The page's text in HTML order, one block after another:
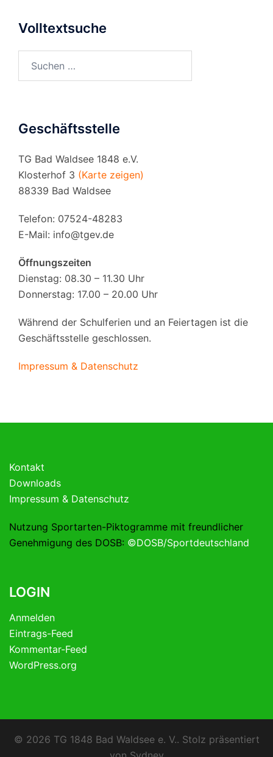
Volltextsuche
nach:
Geschäftsstelle
TG Bad Waldsee 1848 e.V.
Klosterhof 3 (Karte zeigen)
88339 Bad Waldsee
Telefon: 07524-48283
E-Mail: info@tgev.de
Öffnungszeiten
Dienstag: 08.30 – 11.30 Uhr
Donnerstag: 17.00 – 20.00 Uhr
Während der Schulferien und an Feiertagen ist die
Geschäftsstelle geschlossen.
Impressum & Datenschutz
Kontakt
Downloads
Impressum & Datenschutz
Nutzung Sportarten-Piktogramme mit freundlicher
Genehmigung des DOSB: ©DOSB/Sportdeutschland
LOGIN
Anmelden
Eintrags-Feed
Kommentar-Feed
WordPress.org
© 2026 TG 1848 Bad Waldsee e. V.. Stolz präsentiert